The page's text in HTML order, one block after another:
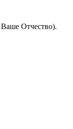
Отчество).